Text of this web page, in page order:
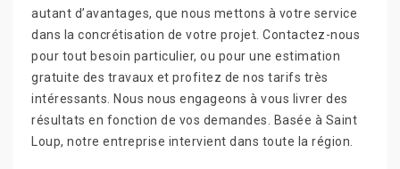
autant d’avantages, que nous mettons à votre service
dans la concrétisation de votre projet. Contactez-nous
pour tout besoin particulier, ou pour une estimation
gratuite des travaux et profitez de nos tarifs très
intéressants. Nous nous engageons à vous livrer des
résultats en fonction de vos demandes. Basée à Saint
Loup, notre entreprise intervient dans toute la région.